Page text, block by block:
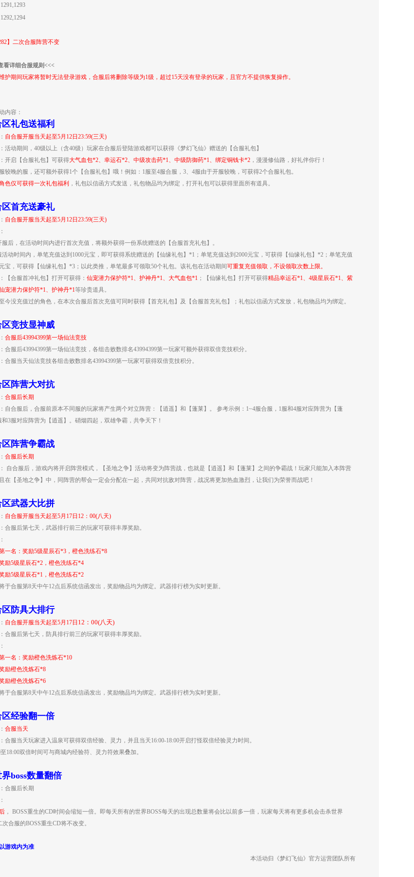
1291,1293
1292,1294
】二次合服阵营不变
看详细合服规则<<<
护期间玩家将暂时无法登录游戏，合服后将删除等级为1级，超过15天没有登录的玩家，且官方不提供恢复操作。
内容：
礼包送福利
自合服开服当天起至5月12日23:59(三天)
活动期间，40级以上（含40级）玩家在合服后登陆游戏都可以获得《梦幻飞仙》赠送的【合服礼包】
开启【合服礼包】可获得大气血包*2、幸运石*2、中级攻击药*1、中级防御药*1、绑定铜钱卡*2，漫漫修仙路，好礼伴你行！
较晚的服，还可额外获得1个【合服礼包】哦！例如：1服至4服合服，3、4服由于开服较晚，可获得2个合服礼包。
色仅可获得一次礼包福利 ，礼包以信函方式发送，礼包物品均为绑定，打开礼包可以获得里面所有道具。
区首充送豪礼
自合服开服当天起至5月12日 23:59(三天)
服后，在活动时间内进行首次充值，将额外获得一份系统赠送的【合服首充礼包】。
活动时间内，单笔充值达到1000元宝，即可获得系统赠送的【仙缘礼包】*1；单笔充值达到2000元宝，可获得【仙缘礼包】*2；单笔充值
宝，可获得【仙缘礼包】*3；以此类推，单笔最多可领取50个礼包。该礼包在活动期间可重复充值领取，不设领取次数上限。
【合服首冲礼包】打开可获得： 仙宠潜力保护符*1、护神丹*1、大气血包*1；【仙缘礼包】打开可获得精品幸运石*1、4级星辰石*1、紫
宠潜力保护符*1、护神丹*1等珍贵道具。
今没充值过的角色，在本次合服后首次充值可同时获得【首充礼包】及【合服首充礼包】；礼包以信函方式发放，礼包物品均为绑定。
区竞技显神威
合服后43994399第一场仙法竞技
合服后43994399第一场仙法竞技，各组击败数排名43994399第一玩家可额外获得双倍竞技积分。
合服当天仙法竞技各组击败数排名43994399第一玩家可获得双倍竞技积分。
区阵营大对抗
合服后长期
自合服后，合服前原本不同服的玩家将产生两个对立阵营：【逍遥】和【蓬莱】。 参考示例：1~4服合服，1服和4服对应阵营为【蓬
和3服对应阵营为【逍遥】。硝烟四起，双雄争霸，共争天下！
区阵营争霸战
合服后长期
自合服后，游戏内将开启阵营模式，【圣地之争】活动将变为阵营战，也就是【逍遥】和【蓬莱】之间的争霸战！玩家只能加入本阵营
在【圣地之争】中，同阵营的帮会一定会分配在一起，共同对抗敌对阵营，战况将更加热血激烈，让我们为荣誉而战吧！
区武器大比拼
自合服开服当天起至5月17日 12：00(八天)
合服后第七天，武器排行前三的玩家可获得丰厚奖励。
一名：奖励5级星辰石*3，橙色洗练石*8
励5级星辰石*2，橙色洗练石*4
励5级星辰石*1，橙色洗练石*2
于合服第8天中午12点后系统信函发出，奖励物品均为绑定。武器排行榜为实时更新。
区防具大排行
自合服开服当天起至5月17日 12：00(八天)
合服后第七天，防具排行前三的玩家可获得丰厚奖励。
一名：奖励橙色洗炼石*10
励橙色洗炼石*8
励橙色洗炼石*6
于合服第8天中午12点后系统信函发出，奖励物品均为绑定。武器排行榜为实时更新。
区经验翻一倍
合服当天
合服当天玩家进入温泉可获得双倍经验、灵力，并且当天16:00-18:00开启打怪双倍经验灵力时间。
18:00双倍时间可与商城内经验符、灵力符效果叠加。
界boss数量翻倍
合服后长期
， BOSS重生的CD时间会缩短一倍。即每天所有的世界BOSS每天的出现总数量将会比以前多一倍，玩家每天将有更多机会击杀世界
次合服的BOSS重生CD将不改变。
游戏内为准
本活动归《梦幻飞仙》官方运营团队所有